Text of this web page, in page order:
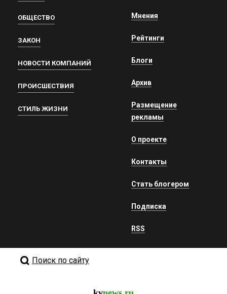
ОБЩЕСТВО
ЗАКОН
НОВОСТИ КОМПАНИЙ
ПРОИСШЕСТВИЯ
СТИЛЬ ЖИЗНИ
Мнения
Рейтинги
Блоги
Архив
Размещение
рекламы
О проекте
Контакты
Стать блогером
Подписка
RSS
Поиск по сайту